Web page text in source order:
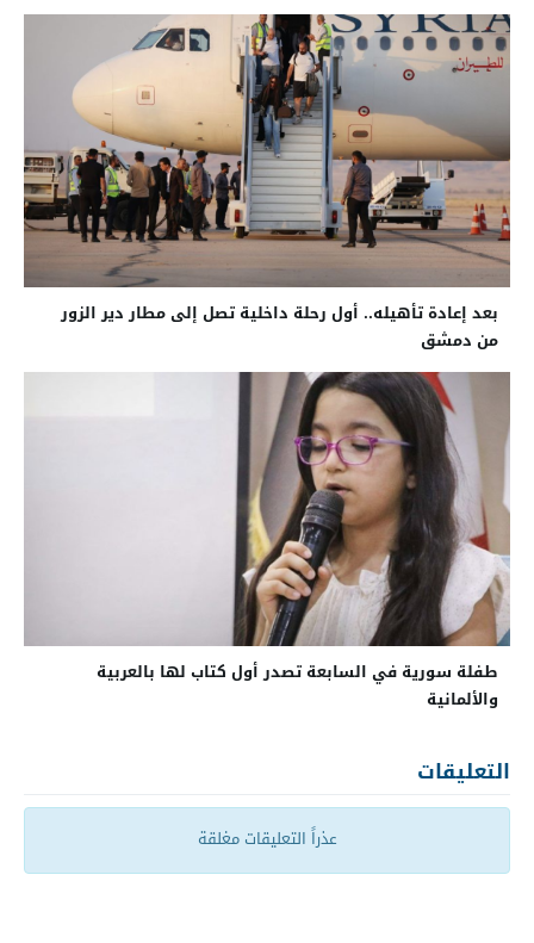
بعد إعادة تأهيله.. أول رحلة داخلية تصل إلى مطار دير الزور
من دمشق
طفلة سورية في السابعة تصدر أول كتاب لها بالعربية
والألمانية
التعليقات
عذراً التعليقات مغلقة